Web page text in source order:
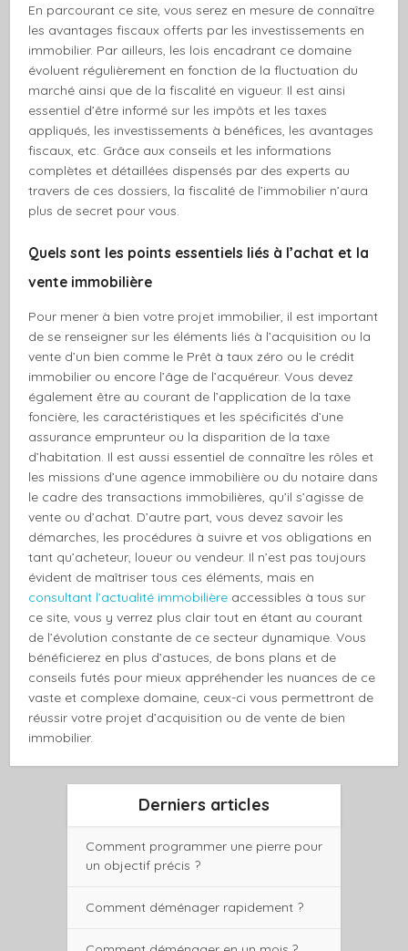
En parcourant ce site, vous serez en mesure de connaître
les avantages fiscaux offerts par les investissements en
immobilier. Par ailleurs, les lois encadrant ce domaine
évoluent régulièrement en fonction de la fluctuation du
marché ainsi que de la fiscalité en vigueur. Il est ainsi
essentiel d’être informé sur les impôts et les taxes
appliqués, les investissements à bénéfices, les avantages
fiscaux, etc. Grâce aux conseils et les informations
complètes et détaillées dispensés par des experts au
travers de ces dossiers, la fiscalité de l’immobilier n’aura
plus de secret pour vous.
Quels sont les points essentiels liés à l’achat et la
vente immobilière
Pour mener à bien votre projet immobilier, il est important
de se renseigner sur les éléments liés à l’acquisition ou la
vente d’un bien comme le Prêt à taux zéro ou le crédit
immobilier ou encore l’âge de l’acquéreur. Vous devez
également être au courant de l’application de la taxe
foncière, les caractéristiques et les spécificités d’une
assurance emprunteur ou la disparition de la taxe
d’habitation. Il est aussi essentiel de connaître les rôles et
les missions d’une agence immobilière ou du notaire dans
le cadre des transactions immobilières, qu’il s’agisse de
vente ou d’achat. D’autre part, vous devez savoir les
démarches, les procédures à suivre et vos obligations en
tant qu’acheteur, loueur ou vendeur. Il n’est pas toujours
évident de maîtriser tous ces éléments, mais en
consultant l’actualité immobilière accessibles à tous sur
ce site, vous y verrez plus clair tout en étant au courant
de l’évolution constante de ce secteur dynamique. Vous
bénéficierez en plus d’astuces, de bons plans et de
conseils futés pour mieux appréhender les nuances de ce
vaste et complexe domaine, ceux-ci vous permettront de
réussir votre projet d’acquisition ou de vente de bien
immobilier.
Derniers articles
Comment programmer une pierre pour
un objectif précis ?
Comment déménager rapidement ?